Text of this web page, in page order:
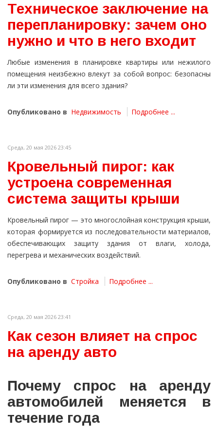
Техническое заключение на
перепланировку: зачем оно
нужно и что в него входит
Любые изменения в планировке квартиры или нежилого
помещения неизбежно влекут за собой вопрос: безопасны
ли эти изменения для всего здания?
Опубликовано в Недвижимость Подробнее ...
Среда, 20 мая 2026 23:45
Кровельный пирог: как
устроена современная
система защиты крыши
Кровельный пирог — это многослойная конструкция крыши,
которая формируется из последовательности материалов,
обеспечивающих защиту здания от влаги, холода,
перегрева и механических воздействий.
Опубликовано в Стройка Подробнее ...
Среда, 20 мая 2026 23:41
Как сезон влияет на спрос
на аренду авто
Почему спрос на аренду
автомобилей меняется в
течение года